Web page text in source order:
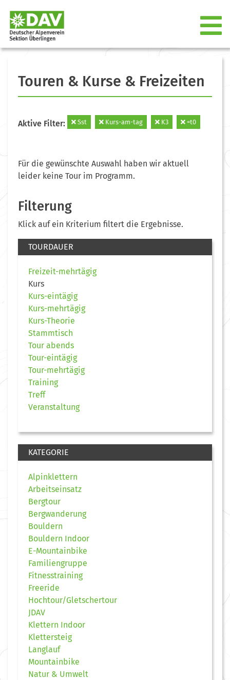
Touren & Kurse & Freizeiten
Aktive Filter: Sst Kurs-am-tag K3 =t0
Für die gewünschte Auswahl haben wir aktuell
leider keine Tour im Programm.
Filterung
Klick auf ein Kriterium filtert die Ergebnisse.
TOURDAUER
Freizeit-mehrtägig
Kurs
Kurs-eintägig
Kurs-mehrtägig
Kurs-Theorie
Stammtisch
Tour abends
Tour-eintägig
Tour-mehrtägig
Training
Treff
Veranstaltung
KATEGORIE
Alpinklettern
Arbeitseinsatz
Bergtour
Bergwanderung
Bouldern
Bouldern Indoor
E-Mountainbike
Familiengruppe
Fitnesstraining
Freeride
Hochtour/Gletschertour
JDAV
Klettern Indoor
Klettersteig
Langlauf
Mountainbike
Natur & Umwelt